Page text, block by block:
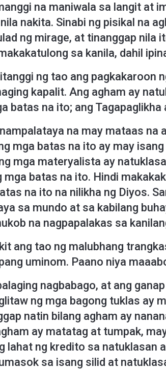
na maniwala sa langit at
nakita. Sinabi ng pisikal na
ng mirage, at tinanggap nila
sa kanila, dahil
ng tao ang pagkakaroon
kapalit. Ang agham ay
batas na ito; ang
na may mataas na
mga batas na ito ay may
mga materyalista ay
mga batas na ito. Hindi
na ito na nilikha ng Diyos.
sa mundo at sa kabilang
na nagpapalakas sa
ang tao ng malubhang
uminom. Paano niya
nagbabago, at ang
ng mga bagong tuklas ay
natin bilang agham ay
ay matatag at tumpak,
lahat ng kredito sa natuklasan
sa isang silid at